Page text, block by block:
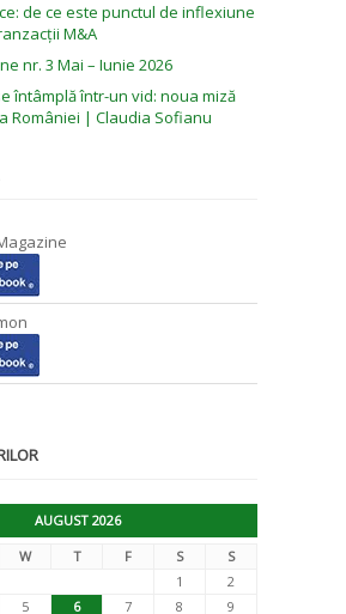
de ce este punctul de inflexiune
M&A
nr. 3 Mai – Iunie 2026
întâmplă într-un vid: noua miză
României | Claudia Sofianu
AUGUST 2026
W T F S
S
1
2
5 6 7 8 9